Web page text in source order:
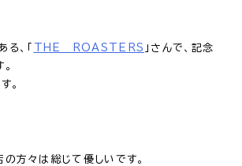
、「 THE ROASTERS 」さんで、記念
。
の方々は総じて優しいです。